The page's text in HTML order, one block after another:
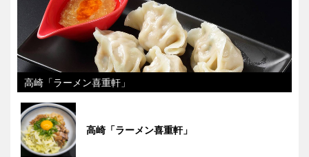
高崎「ラーメン喜重軒」
高崎「ラーメン喜重軒」